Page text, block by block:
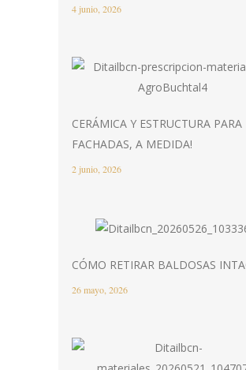
4 junio, 2026
CERÁMICA Y ESTRUCTURA PARA
FACHADAS, A MEDIDA!
2 junio, 2026
CÓMO RETIRAR BALDOSAS
26 mayo, 2026